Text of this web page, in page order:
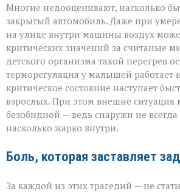
Многие недооценивают, насколько
закрытый автомобиль. Даже при
на улице внутри машины воздух
критических значений за считаные
детского организма такой перегрев
терморегуляция у малышей работает
критическое состояние наступает
взрослых. При этом внешне ситуация
безобидной — ведь снаружи не всегда
насколько жарко внутри.
Боль, которая заставляет
За каждой из этих трагедий — не